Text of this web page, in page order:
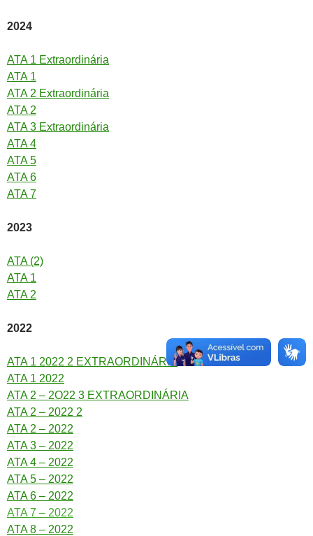
2024
ATA 1 Extraordinária
ATA 1
ATA 2 Extraordinária
ATA 2
ATA 3 Extraordinária
ATA 4
ATA 5
ATA 6
ATA 7
2023
ATA (2)
ATA 1
ATA 2
2022
ATA 1 2022 2 EXTRAORDINÁRIA
ATA 1 2022
ATA 2 – 2O22 3 EXTRAORDINÁRIA
ATA 2 – 2022 2
ATA 2 – 2022
ATA 3 – 2022
ATA 4 – 2022
ATA 5 – 2022
ATA 6 – 2022
ATA 7 – 2022
ATA 8 – 2022